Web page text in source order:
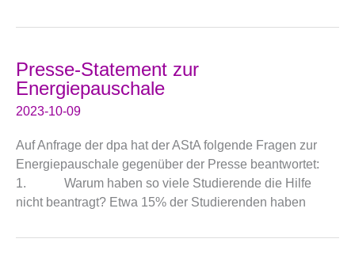
Presse-Statement zur
Energiepauschale
2023-10-09
Auf Anfrage der dpa hat der AStA folgende Fragen zur
Energiepauschale gegenüber der Presse beantwortet:
1. Warum haben so viele Studierende die Hilfe
nicht beantragt? Etwa 15% der Studierenden haben